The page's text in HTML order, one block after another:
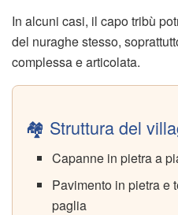
In alcuni casi, il capo tribù
del nuraghe stesso,
complessa e articolata.
🏘️ Struttura del
Capanne in pietra a
Pavimento in pietra e
paglia